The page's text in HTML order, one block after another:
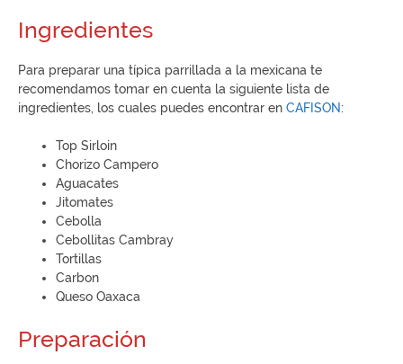
Ingredientes
Para preparar una típica parrillada a la mexicana te
recomendamos tomar en cuenta la siguiente lista de
ingredientes, los cuales puedes encontrar en CAFISON:
Top Sirloin
Chorizo Campero
Aguacates
Jitomates
Cebolla
Cebollitas Cambray
Tortillas
Carbon
Queso Oaxaca
Preparación